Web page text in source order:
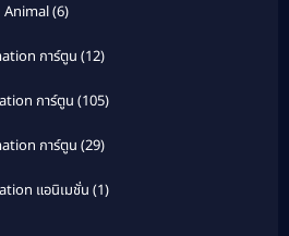
Animal(6)
การ์ตูน (12)
การ์ตูน (105)
การ์ตูน (29)
แอนิเมชั่น (1)